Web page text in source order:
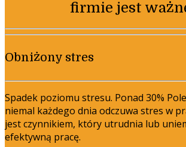
firmie jest
Obniżony stres
Spadek poziomu stresu. Ponad 30%
niemal każdego dnia odczuwa stres w
jest czynnikiem, który utrudnia lub
efektywną pracę.